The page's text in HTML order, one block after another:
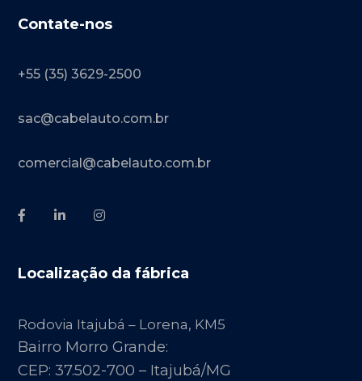
Contate-nos
+55 (35) 3629-2500
sac@cabelauto.com.br
comercial@cabelauto.com.br
Localização da fábrica
Rodovia Itajubá – Lorena, KM5
Bairro Morro Grande:
CEP: 37.502-700 – Itajubá/MG